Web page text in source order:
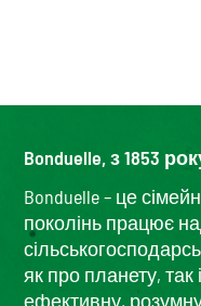
Bonduelle, з 1853
Bonduelle – це
поколінь працює
як про планету,
ефективну,